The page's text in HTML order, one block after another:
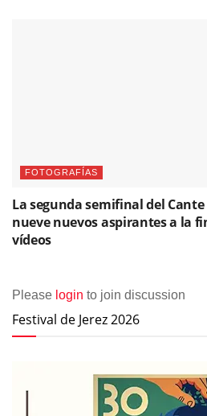
FOTOGRAFÍAS
La segunda semifinal del
nueve nuevos aspirantes a la
vídeos
Please login to join discussion
Festival de Jerez 2026